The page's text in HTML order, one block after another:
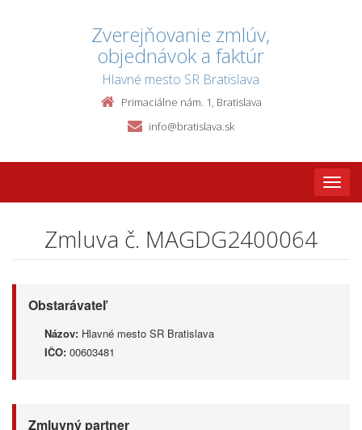
Zverejňovanie zmlúv,
objednávok a faktúr
Hlavné mesto SR Bratislava
Primaciálne nám. 1, Bratislava
info@bratislava.sk
Toggle
Zmluva č. MAGDG2400064
Obstarávateľ
Názov: Hlavné mesto SR Bratislava
IČO: 00603481
Zmluvný partner